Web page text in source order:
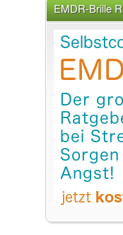
EMDR-Brille